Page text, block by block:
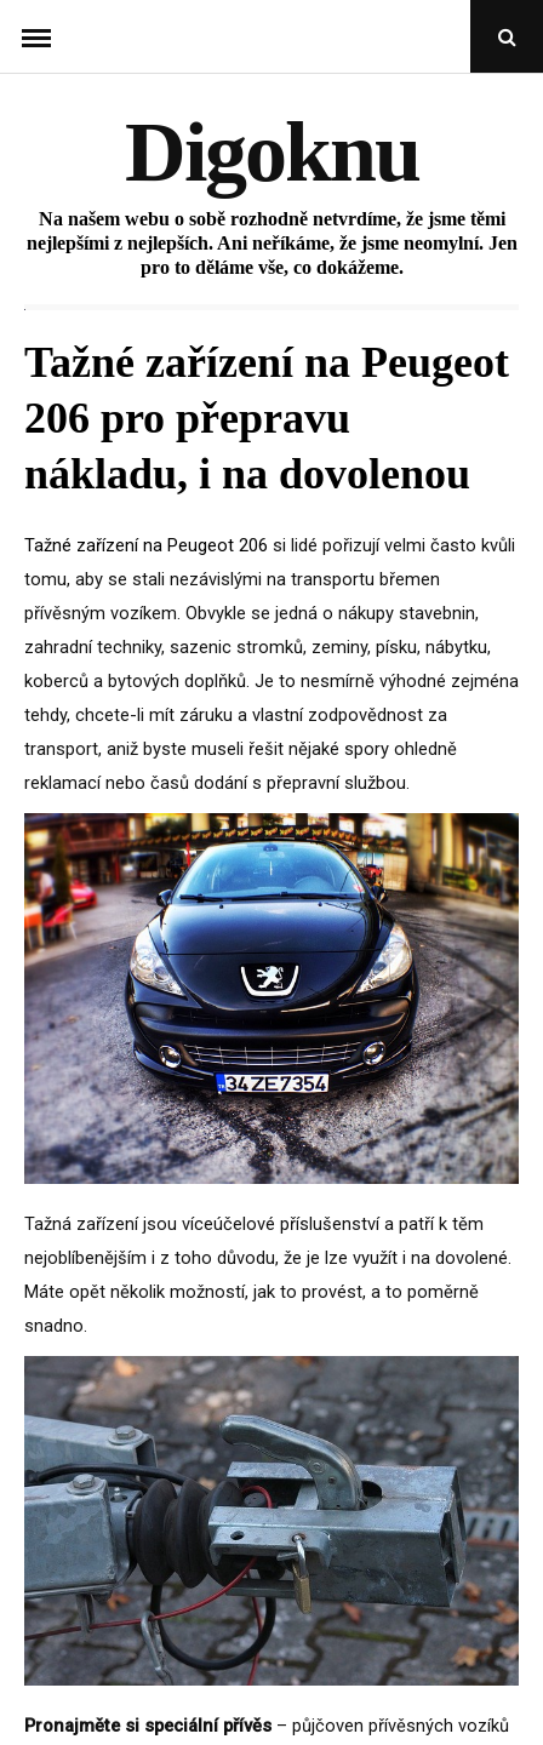
content
Open
Digoknu
Na našem webu o sobě rozhodně netvrdíme, že jsme těmi
nejlepšími z nejlepších. Ani neříkáme, že jsme neomylní. Jen
pro to děláme vše, co dokážeme.
Tažné zařízení na Peugeot
206 pro přepravu
nákladu, i na dovolenou
Tažné zařízení na Peugeot 206 si lidé pořizují velmi často kvůli
tomu, aby se stali nezávislými na transportu břemen
přívěsným vozíkem. Obvykle se jedná o nákupy stavebnin,
zahradní techniky, sazenic stromků, zeminy, písku, nábytku,
koberců a bytových doplňků. Je to nesmírně výhodné zejména
tehdy, chcete-li mít záruku a vlastní zodpovědnost za
transport, aniž byste museli řešit nějaké spory ohledně
reklamací nebo časů dodání s přepravní službou.
Tažná zařízení jsou víceúčelové příslušenství a patří k těm
nejoblíbenějším i z toho důvodu, že je lze využít i na dovolené.
Máte opět několik možností, jak to provést, a to poměrně
snadno.
Pronajměte si speciální přívěs – půjčoven přívěsných vozíků